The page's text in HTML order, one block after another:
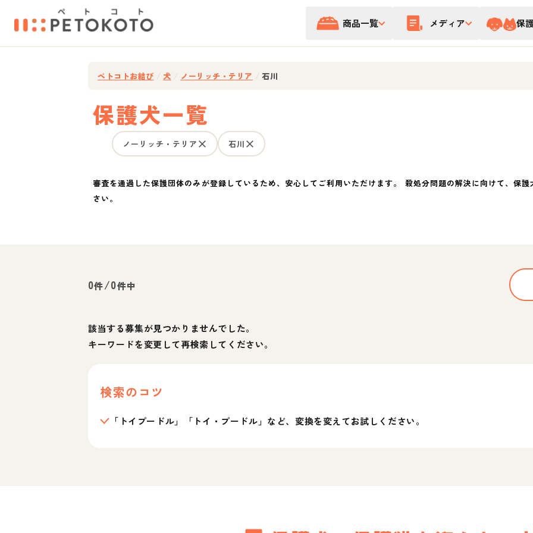
商品一覧 メディア 保
ペトコトお結び 犬 ノーリッチ・テリア 石川
保護犬一覧
ノーリッチ・テリア 石川
審査を通過した保護団体のみが登録しているため、安心してご利用いただけます。 殺処分問題の解決に向けて、保
さい。
0件/0件中
該当する募集が見つかりませんでした。
キーワードを変更して再検索してください。
検索のコツ
「トイプードル」「トイ・プードル」など、変換を変えてお試しください。